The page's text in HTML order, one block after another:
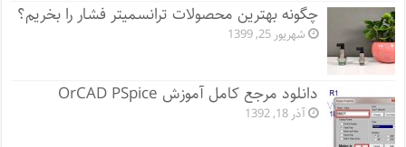
چگونه بهترین محصولات ترانسمیتر فشار را بخریم؟
شهریور 25, 1399
دانلود مرجع کامل آموزش OrCAD PSpice
آذر 18, 1392